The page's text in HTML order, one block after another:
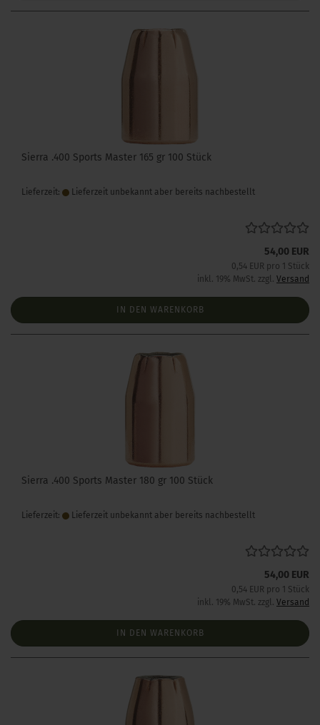
Sierra .400 Sports Master 165 gr 100 Stück
Lieferzeit: Lieferzeit unbekannt aber bereits nachbestellt
54,00 EUR
0,54 EUR pro 1 Stück
inkl. 19% MwSt. zzgl. Versand
IN DEN WARENKORB
Sierra .400 Sports Master 180 gr 100 Stück
Lieferzeit: Lieferzeit unbekannt aber bereits nachbestellt
54,00 EUR
0,54 EUR pro 1 Stück
inkl. 19% MwSt. zzgl. Versand
IN DEN WARENKORB